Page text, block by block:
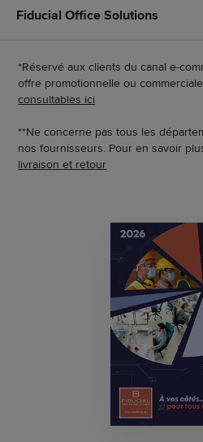
Fiducial Office Solutions
*Réservé aux clients du canal e-
offre promotionnelle ou
consultables ici
**Ne concerne pas tous les
nos fournisseurs. Pour en savoir
livraison et retour